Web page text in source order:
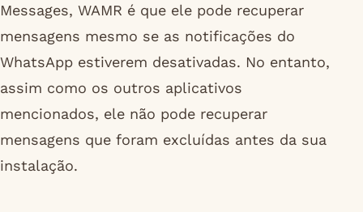
Messages, WAMR é que ele pode recuperar
mensagens mesmo se as notificações do
WhatsApp estiverem desativadas. No entanto,
assim como os outros aplicativos
mencionados, ele não pode recuperar
mensagens que foram excluídas antes da sua
instalação.